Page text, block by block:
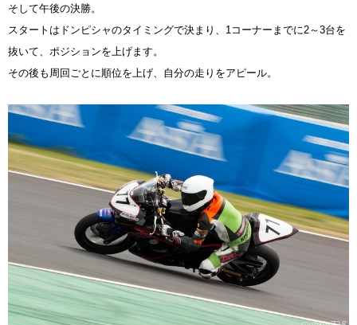
そして午後の決勝。
スタートはドンピシャのタイミングで決まり、1コーナーまでに2～3台を
抜いて、ポジションを上げます。
その後も周回ごとに順位を上げ、自分の走りをアピール。